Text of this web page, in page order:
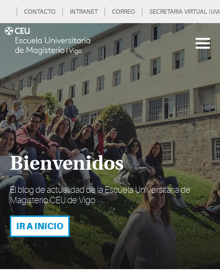
CONTACTO INTRANET CORREO SECRETARIA VIRTUAL
Bienvenidos
El blog de actualidad de la Escuela Universitaria de
Magisterio CEU de Vigo
IR A INICIO